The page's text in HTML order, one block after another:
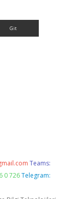
Teams:
0 726 Telegram: